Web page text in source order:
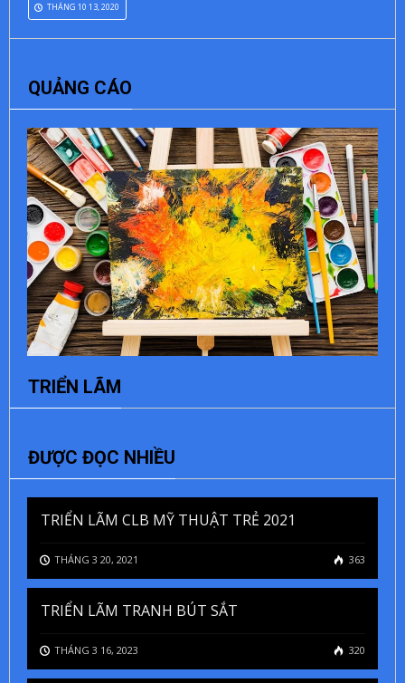
THÁNG 10 13, 2020
QUẢNG CÁO
TRIỂN LÃM
ĐƯỢC ĐỌC NHIỀU
TRIỂN LÃM CLB MỸ THUẬT TRẺ 2021
THÁNG 3 20, 2021 363
TRIỂN LÃM TRANH BÚT SẮT
THÁNG 3 16, 2023 320